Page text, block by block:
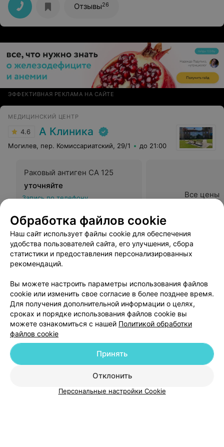
Отзывы26
ЭФФЕКТИВНАЯ РЕКЛАМА НА САЙТЕ
МЕДИЦИНСКИЙ ЦЕНТР
4.6 А Клиника
Могилев, пер. Комиссариатский, 29/1 до 21:00
Раковый антиген СА 125
уточняйте
Запись по телефону
Все цены
Отзыв. Врач очень приятная, вежливая, компетентная
врач. На консультации внимательно выслушала и
посмотрела все предыдущие исследования,
безболезненно провела осмотр. Ответила на все
объяснила, назначила лечение. Очень рекомендую.
Спасибо за вашу работу
Добавить компанию
Добавить специалиста
Обработка файлов cookie
Наш сайт использует файлы cookie для обеспечения
удобства пользователей сайта, его улучшения, сбора
статистики и предоставления персонализированных
рекомендаций.
Вы можете настроить параметры использования файлов
cookie или изменить свое согласие в более позднее время.
Для получения дополнительной информации о целях,
сроках и порядке использования файлов cookie вы
можете ознакомиться с нашей Политикой обработки
файлов cookie
Отклонить
Принять
Персональные настройки Cookie